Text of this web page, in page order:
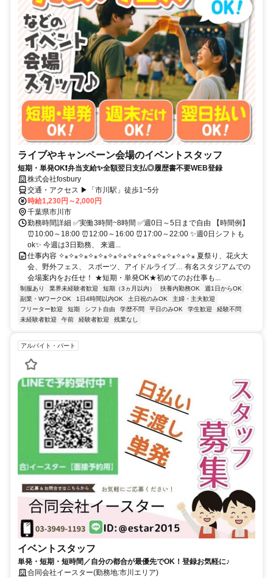
ライブやキャンペーン会場のイベントスタッフ
短期・単発OK❗弁当支給✨全額翌日支払◎履歴書不要WEB登録
株式会社fosbury
交通・アクセス ▶「市川駅」徒歩1~5分
時給1,230円～2,000円
千葉県市川市
勤務時間詳細 ✅実働3時間~8時間 ✅週0日～5日まで自由 【時間例】
⏰10:00～18:00 ⏰12:00～16:00 ⏰17:00～22:00 ✨週0日シフトも
ok✨ 今週は3日勤務、 来週...
仕事内容 ✧⁎✧⁎✧⁎✧⁎✧⁎✧⁎✧⁎✧⁎✧⁎✧⁎✧⁎✧⁎✧⁎✧⁎ 夏祭り、花火大
会、野外フェス、 スポーツ、アイドルライブ… 有名スタジアムでの
会場案内をお任せ！ ★短期・単発OK★初めてのお仕事も...
制服あり 業界未経験者歓迎 短期（3ヵ月以内） 扶養内勤務OK
週1日からOK
副業・WワークOK
1日4時間以内OK 土日祝のみOK
主婦・主夫歓迎
フリーター歓迎
短期 シフト自由 学歴不問 平日のみOK 学生歓迎
経験不問
未経験者歓迎
午前 経験者歓迎 残業なし
アルバイト・パート
イベントスタッフ
単発・短期・短時間／自分の都合が最優先でOK！登録お気軽に♪
合同会社イースター(勤務地:市川エリア)